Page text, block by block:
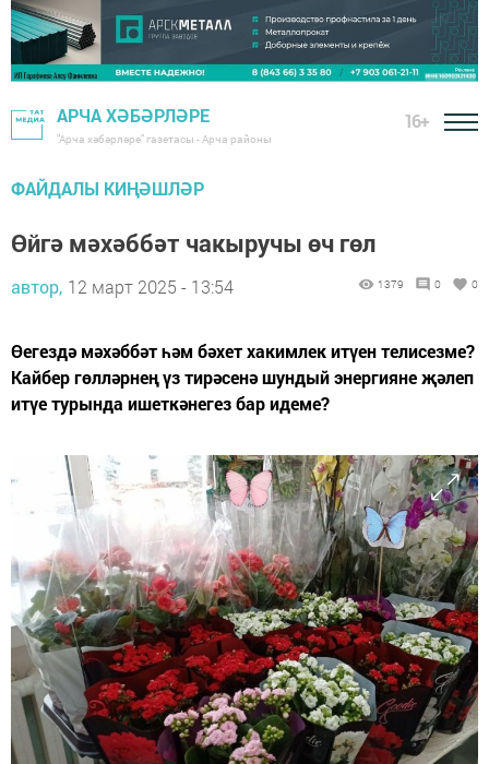
АРЧА ХӘБӘРЛӘРЕ
"Арча хәбәрләре" газетасы - Арча районы
16+
ФАЙДАЛЫ КИҢӘШЛӘР
Өйгә мәхәббәт чакыручы өч гөл
автор, 12 март 2025 - 13:54 1379 0 0
Өегездә мәхәббәт һәм бәхет хакимлек итүен телисезме?
Кайбер гөлләрнең үз тирәсенә шундый энергияне җәлеп
итүе турында ишеткәнегез бар идеме?